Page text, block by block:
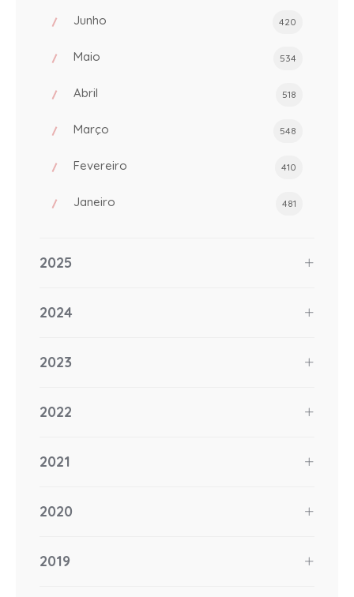
Junho 420
Maio 534
Abril 518
Março 548
Fevereiro 410
Janeiro 481
2025
2024
2023
2022
2021
2020
2019